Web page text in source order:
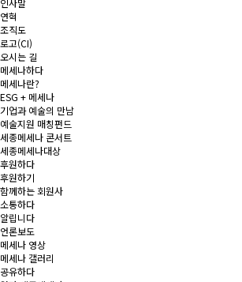
인사말
연혁
조직도
로고(CI)
오시는 길
메세나하다
메세나란?
ESG + 메세나
기업과 예술의 만남
예술지원 매칭펀드
세종메세나 콘서트
세종메세나대상
후원하다
후원하기
함께하는 회원사
소통하다
알립니다
언론보도
메세나 영상
메세나 갤러리
공유하다